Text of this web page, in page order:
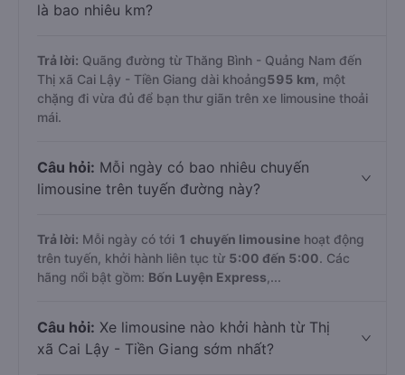
là bao nhiêu km?
Trả lời: Quãng đường từ Thăng Bình - Quảng Nam đến
Thị xã Cai Lậy - Tiền Giang dài khoảng595 km , một
chặng đi vừa đủ để bạn thư giãn trên xe limousine thoải
mái.
Câu hỏi: Mỗi ngày có bao nhiêu chuyến
limousine trên tuyến đường này?
Trả lời: Mỗi ngày có tới 1 chuyến limousine hoạt động
trên tuyến, khởi hành liên tục từ 5:00 đến 5:00. Các
hãng nổi bật gồm: Bốn Luyện Express ,...
Câu hỏi: Xe limousine nào khởi hành từ Thị
xã Cai Lậy - Tiền Giang sớm nhất?